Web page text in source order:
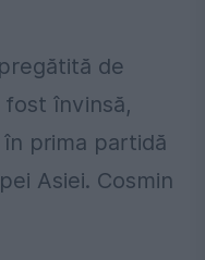
de
fost învinsă,
prima partidă
Asiei. Cosmin